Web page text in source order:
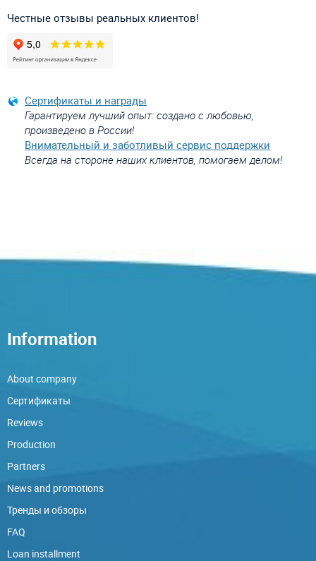
Честные отзывы реальных клиентов!
Сертификаты и награды
Гарантируем лучший опыт: создано с любовью,
произведено в России!
Внимательный и заботливый сервис поддержки
Всегда на стороне наших клиентов, помогаем делом!
Information
About company
Сертификаты
Reviews
Production
Partners
News and promotions
Тренды и обзоры
FAQ
Loan installment